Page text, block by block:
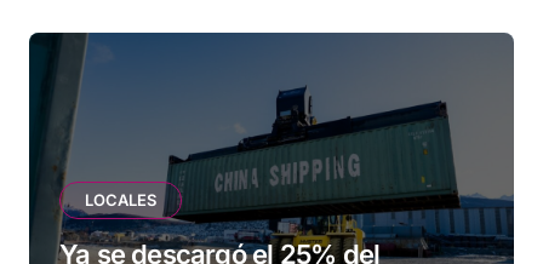
LOCALES
Ya se descargó el 25% del